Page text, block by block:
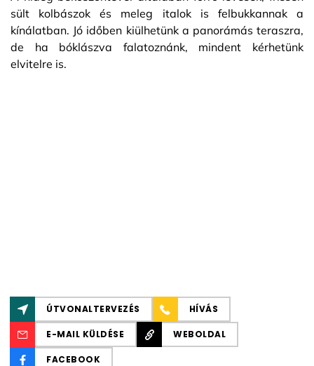
sült kolbászok és meleg italok is felbukkannak a
kínálatban. Jó időben kiülhetünk a panorámás teraszra,
de ha bóklászva falatoznánk, mindent kérhetünk
elvitelre is.
ÚTVONALTERVEZÉS HÍVÁS
E-MAIL KÜLDÉSE WEBOLDAL
FACEBOOK